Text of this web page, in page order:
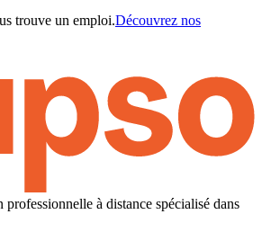
trouve un emploi.Découvrez nos
à distance spécialisé dans